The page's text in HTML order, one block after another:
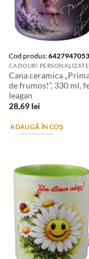
Cod produs:
CADOURI PERSONALIZATE
Cana ceramica
de frumos!”, 330 ml,
leagan
28,69 lei
ADAUGĂ ÎN COȘ